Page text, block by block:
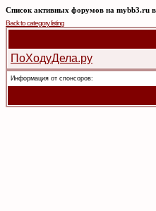
Список активных форумов на mybb3.ru
Back to category listing
ПоХодуДела.ру
Информация от спонсоров: